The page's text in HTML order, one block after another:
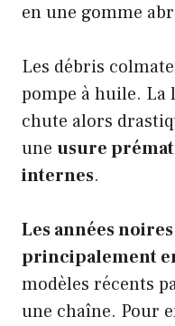
en une gomme
Les débris
pompe à huile.
chute alors
une usure
internes.
Les années
principalement
modèles récents
une chaîne. Pour